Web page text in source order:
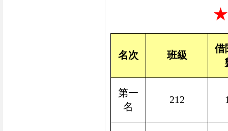
★
名次 班級
借
第一
名
212